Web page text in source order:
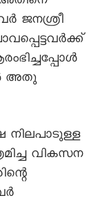
ജനശ്രീ
അതു
വികസന